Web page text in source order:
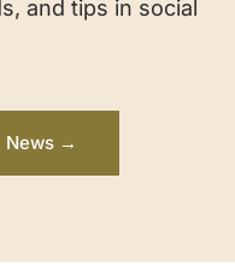
and tips in social
News →